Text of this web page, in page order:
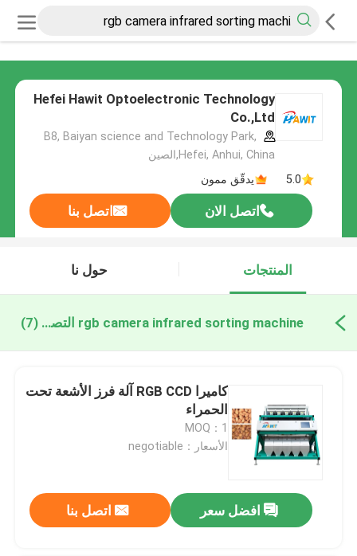
Hefei Hawit Optoelectronic Technology
Co.,Ltd
B8, Baiyan science and Technology Park,
Hefei, Anhui, China,الصين
5.0
يدقّق ممون
اتصل الان اتصل بنا
المنتجات حول نا
rgb camera infrared sorting machine التصنيع عبر الإنترنت (7)
كاميرا RGB CCD آلة فرز الأشعة تحت
الحمراء
MOQ：1
الأسعار：negotiable
افضل سعر اتصل بنا